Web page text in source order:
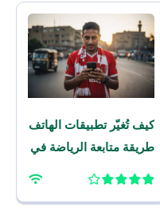
كيف تُغيّر تطبيقات الهاتف
طريقة متابعة الرياضة في